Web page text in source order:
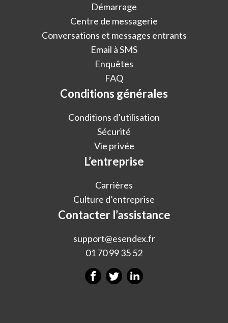
Démarrage
Centre de messagerie
Conversations et messages entrants
Email à SMS
Enquêtes
FAQ
Conditions générales
Conditions d’utilisation
Sécurité
Vie privée
L’entreprise
Carrières
Culture d’entreprise
Contacter l’assistance
support@esendex.fr
01 70 99 35 52